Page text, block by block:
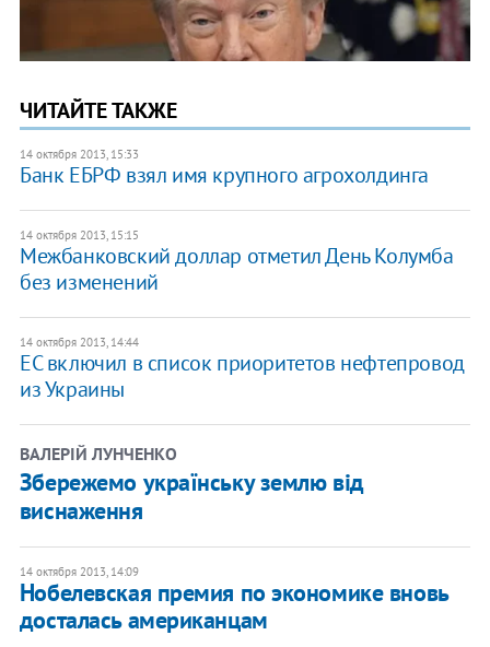
ЧИТАЙТЕ ТАКЖЕ
14 октября 2013, 15:33
Банк ЕБРФ взял имя крупного агрохолдинга
14 октября 2013, 15:15
Межбанковский доллар отметил День Колумба
без изменений
14 октября 2013, 14:44
ЕС включил в список приоритетов нефтепровод
из Украины
ВАЛЕРІЙ ЛУНЧЕНКО
Збережемо українську землю від
виснаження
14 октября 2013, 14:09
Нобелевская премия по экономике вновь
досталась американцам